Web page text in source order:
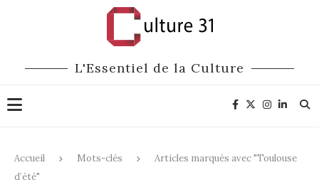
L'Essentiel de la Culture
Accueil Mots-clés
Articles marqués avec "Toulouse
d’été"